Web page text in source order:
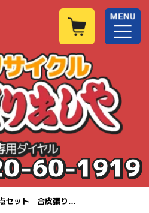
60-1919
【USED】応接５点セット 合皮張り ３人掛けソファ、アームチェア、センターガラステーブル 高知 【店舗販売品】